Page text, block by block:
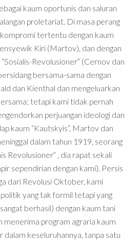
kaum oportunis dan saluran
proletariat. Di masa perang
tertentu dengan kaum
Kiri (Martov), dan dengan
Revolusioner” (Cernov dan
bersama-sama dengan
dan Kienthal dan mengeluarkan
tetapi kami tidak pernah
perjuangan ideologi dan
kaum “Kautskyis”, Martov dan
dalam tahun 1919, seorang
Revolusioner” , dia rapat sekali
sependirian dengan kami). Persis
dari Revolusi Oktober, kami
yang tak formil tetapi yang
berhasil) dengan kaum tani
menerima program agraria kaum
dalam keseluruhannya , tanpa satu